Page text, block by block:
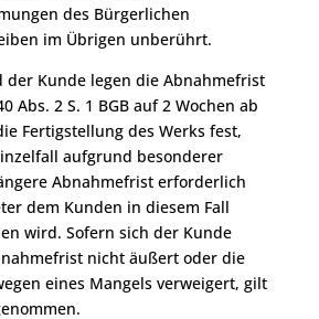
des Bürgerlichen
im Übrigen unberührt.
der Kunde legen die Abnahmefrist
Abs. 2 S. 1 BGB auf 2 Wochen ab
Fertigstellung des Werks fest,
aufgrund besonderer
Abnahmefrist erforderlich
dem Kunden in diesem Fall
wird. Sofern sich der Kunde
nicht äußert oder die
eines Mangels verweigert, gilt